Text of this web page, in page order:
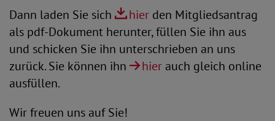
Dann laden Sie sich hier den Mitgliedsantrag
als pdf-Dokument herunter, füllen Sie ihn aus
und schicken Sie ihn unterschrieben an uns
zurück. Sie können ihn
hier auch gleich online
ausfüllen.
Wir freuen uns auf Sie!